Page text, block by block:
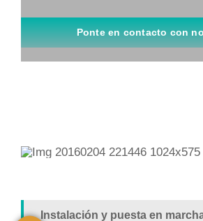
Ponte en contacto con
Instalación y puesta en